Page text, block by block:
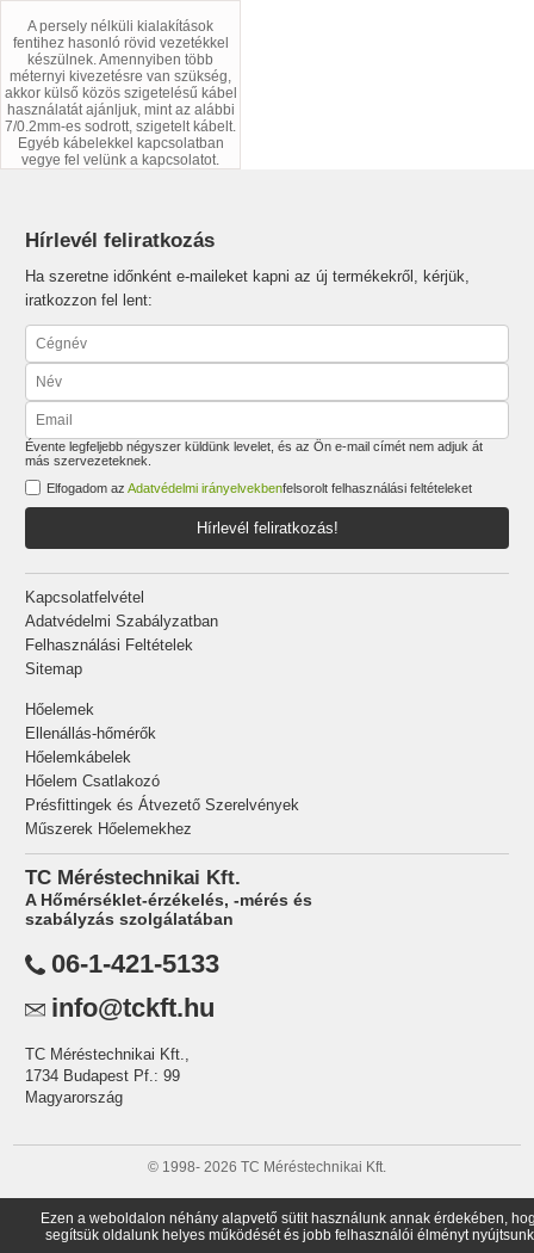
A persely nélküli kialakítások
fentihez hasonló rövid vezetékkel
készülnek. Amennyiben több
méternyi kivezetésre van szükség,
akkor külső közös szigetelésű kábel
használatát ajánljuk, mint az alábbi
7/0.2mm-es sodrott, szigetelt kábelt.
Egyéb kábelekkel kapcsolatban
vegye fel velünk a kapcsolatot.
Hírlevél feliratkozás
Ha szeretne időnként e-maileket kapni az új termékekről, kérjük,
iratkozzon fel lent:
Évente legfeljebb négyszer küldünk levelet, és az Ön e-mail címét nem adjuk át
más szervezeteknek.
Elfogadom azAdatvédelmi irányelvekbenfelsorolt felhasználási feltételeket
Hírlevél feliratkozás!
Kapcsolatfelvétel
Adatvédelmi Szabályzatban
Felhasználási Feltételek
Sitemap
Hőelemek
Ellenállás-hőmérők
Hőelemkábelek
Hőelem Csatlakozó
Présfittingek és Átvezető Szerelvények
Műszerek Hőelemekhez
TC Méréstechnikai Kft.
A Hőmérséklet-érzékelés, -mérés és
szabályzás szolgálatában
06-1-421-5133
info@tckft.hu
TC Méréstechnikai Kft.,
1734 Budapest Pf.: 99
Magyarország
© 1998- 2026 TC Méréstechnikai Kft.
Ezen a weboldalon néhány alapvető sütit használunk annak érdekében,
segítsük oldalunk helyes működését és jobb felhasználói élményt